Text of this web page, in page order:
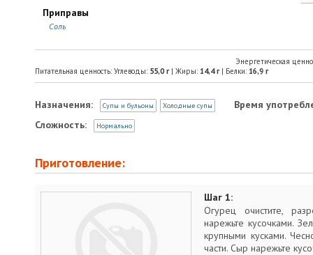
Приправы
Соль
Энергетическая
Питательная ценность: Углеводы: 55,0 г| Жиры: 14,4г| Белки: 16,9 г
Назначения: Супы и бульоны Холодные супы
Время
Сложность:
Нормально
Приготовление:
Шаг 1:
Огурец очистите,
нарежьте кусочками.
крупными кусками.
части. Сыр нарежьте